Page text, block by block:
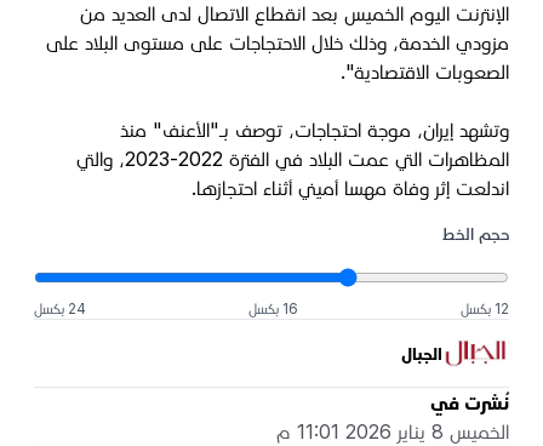
الإنترنت اليوم الخميس بعد انقطاع الاتصال لدى العديد من
مزودي الخدمة، وذلك خلال الاحتجاجات على مستوى البلاد على
الصعوبات الاقتصادية".
وتشهد إيران، موجة احتجاجات، توصف بـ"الأعنف" منذ
المظاهرات التي عمت البلاد في الفترة 2022-2023، والتي
اندلعت إثر وفاة مهسا أميني أثناء احتجازها.
حجم الخط
12 بكسل 16 بكسل 24 بكسل
الجبال
نُشرت في
الخميس 8 يناير 2026 11:01 م